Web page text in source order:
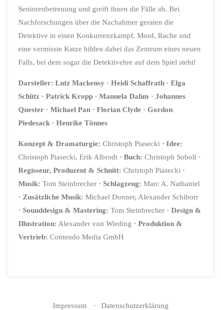
Seniorenbetreuung und greift ihnen die Fälle ab. Bei
Nachforschungen über die Nachahmer geraten die
Detektive in einen Konkurrenzkampf. Mord, Rache und
eine vermisste Katze bilden dabei das Zentrum eines neuen
Falls, bei dem sogar die Detektivehre auf dem Spiel steht!
Darsteller: Lutz Mackensy ·Heidi Schaffrath ·Elga
Schütz ·Patrick Kropp ·Manuela Dahm ·Johannes
Quester ·Michael Pan ·Florian Clyde ·Gordon
Piedesack ·Henrike Tönnes
Konzept & Dramaturgie: Christoph Piasecki · Idee:
Christoph Piasecki, Erik Albrodt · Buch: Christoph Soboll ·
Regisseur, Produzent & Schnitt: Christoph Piasecki ·
Musik: Tom Steinbrecher · Schlagzeug: Marc A. Nathaniel
· Zusätzliche Musik: Michael Donner, Alexander Schiborr
· Sounddesign & Mastering: Tom Steinbrecher · Design &
Illustration: Alexander von Wieding · Produktion &
Vertrieb:Contendo Media GmbH
Impressum Datenschutzerklärung